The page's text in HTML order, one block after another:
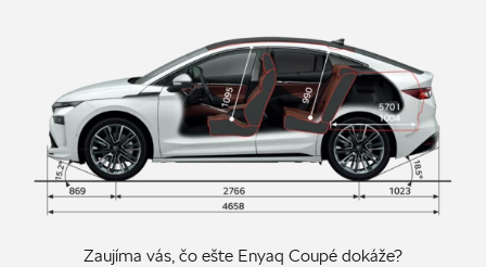
Zaujíma vás, čo ešte Enyaq Coupé dokáže?